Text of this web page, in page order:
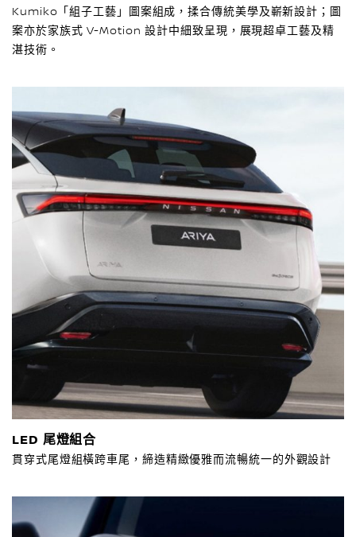
Kumiko「組子工藝」圖案組成，揉合傳統美學及嶄新設計；圖
案亦於家族式 V-Motion 設計中細致呈現，展現超卓工藝及精
湛技術。
LED 尾燈組合
貫穿式尾燈組橫跨車尾，締造精緻優雅而流暢統一的外觀設計